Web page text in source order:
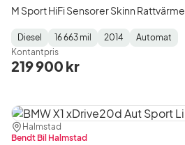
M Sport HiFi Sensorer Skinn Rattvärme
Fuel
Type:
Diesel
Mätarställning:
16 663 mil
Model
Year:
2014
Gearbox
Type:
Automat
Kontantpris
219 900 kr
Plats:
Halmstad
Återförsäljare:
Bendt Bil Halmstad